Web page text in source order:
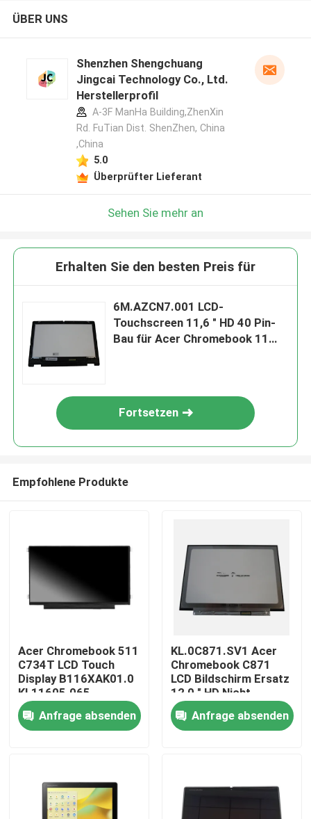
Nach Hause
Kontakte
ÜBER UNS
Shenzhen Shengchuang
Jingcai Technology Co., Ltd.
Herstellerprofil
A-3F ManHa Building,ZhenXin
Rd. FuTian Dist. ShenZhen, China
,China
5.0
Überprüfter Lieferant
Sehen Sie mehr an
Erhalten Sie den besten Preis für
6M.AZCN7.001 LCD-
Touchscreen 11,6 " HD 40 Pin-
Bau für Acer Chromebook 11
Fortsetzen
Empfohlene Produkte
Acer Chromebook 511
C734T LCD Touch
Display B116XAK01.0
KL11605.065
Anfrage absenden
KL.0C871.SV1 Acer
Chromebook C871
LCD Bildschirm Ersatz
12,0 " HD Nicht
berührbar
B120XAN01.0
Anfrage absenden